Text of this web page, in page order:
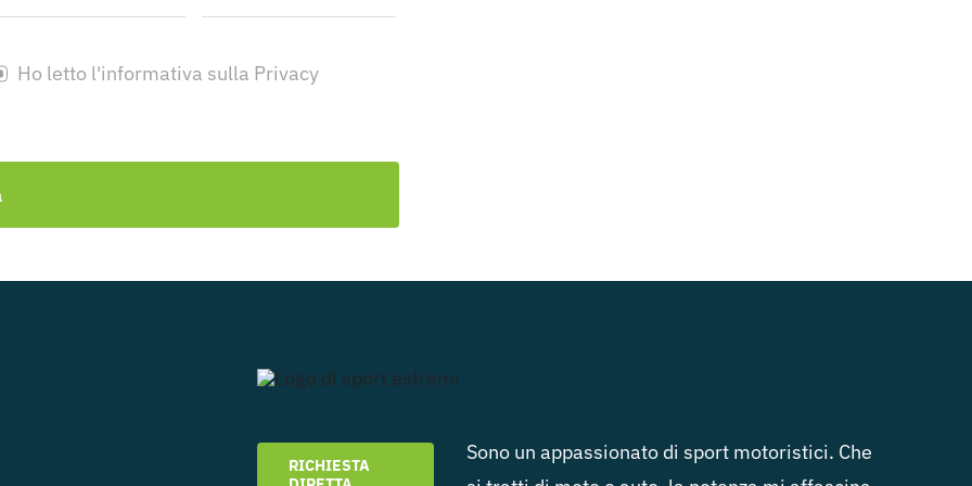
Ho letto l'informativa sulla Privacy
RICHIESTA
Sono un appassionato di sport motoristici. Che